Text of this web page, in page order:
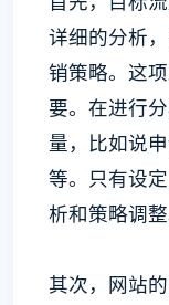
详细的分析
销策略。这
要。在进行
量，比如说
等。只有设
析和策略调整
其次，网站